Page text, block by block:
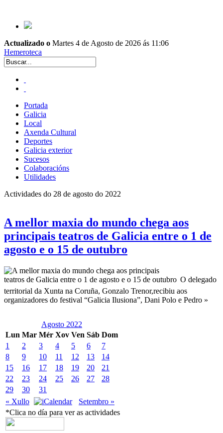
Actualizado o Martes 4 de Agosto de 2026 ás 11:06
Hemeroteca
Portada
Galicia
Local
Axenda Cultural
Deportes
Galicia exterior
Sucesos
Colaboracións
Utilidades
Actividades do 28 de agosto do 2022
A mellor maxia do mundo chega aos
principais teatros de Galicia entre o 1 de
agosto e o 15 de outubro
O delegado
territorial da Xunta na Coruña, Gonzalo Trenor,recibiu aos
organizadores do festival “Galicia Ilusiona”, Dani Polo e Pedro »
Agosto 2022
Lun Mar Mér Xov Ven Sáb Dom
1
2 3 4 5 6
7
8
9 10 11 12 13
14
15
16 17 18 19 20
21
22
23 24 25 26 27
28
29
30
31
« Xullo
Setembro »
*Clica no día para ver as actividades